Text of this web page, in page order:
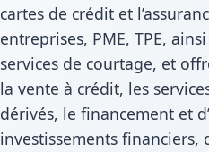
cartes de crédit et
entreprises, PME, TPE,
services de courtage, et
la vente à crédit, les
dérivés, le financement et
investissements